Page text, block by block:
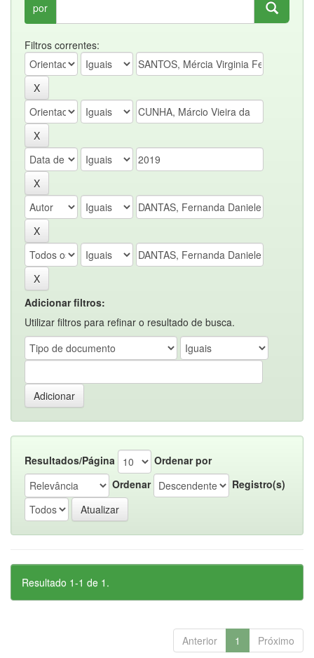
por
Filtros correntes:
Adicionar filtros:
Utilizar filtros para refinar o resultado de busca.
Resultados/Página
Ordenar por
Ordenar
Registro(s)
Resultado 1-1 de 1.
Anterior 1 Próximo